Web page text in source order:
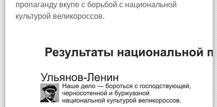
пропаганду вкупе с борьбой с национальной
культурой великороссов.